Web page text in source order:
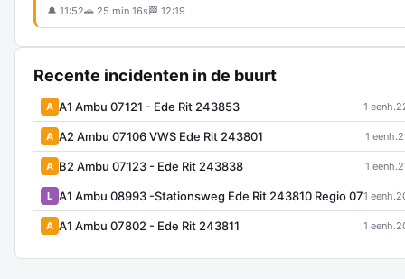
🔔 11:52🚗 25 min 16s 🏁 12:19
Recente incidenten in de buurt
A A1 Ambu 07121 - Ede Rit 243853 1 eenh.
A A2 Ambu 07106 VWS Ede Rit 243801 1 eenh.
A B2 Ambu 07123 - Ede Rit 243838 1 eenh.
L A1 Ambu 08993 -Stationsweg Ede Rit 243810 Regio 071 eenh.
A A1 Ambu 07802 - Ede Rit 243811 1 eenh.